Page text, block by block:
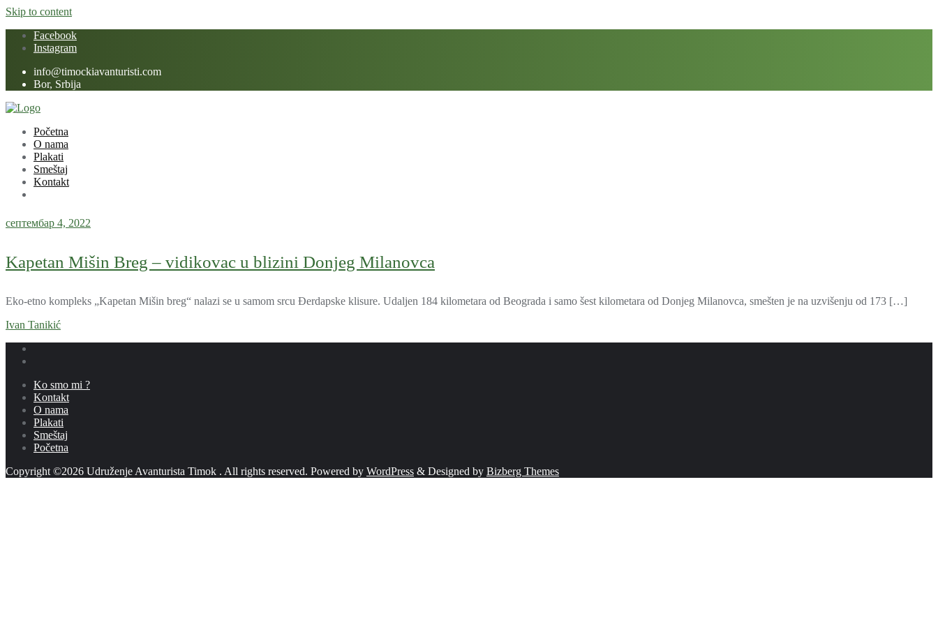
Skip to content
Facebook
Instagram
info@timockiavanturisti.com
Bor, Srbija
Početna
O nama
Plakati
Smeštaj
Kontakt
септембар 4, 2022
Kapetan Mišin Breg – vidikovac u blizini Donjeg Milanovca
Eko-etno kompleks „Kapetan Mišin breg“ nalazi se u samom srcu Đerdapske klisure. Udaljen 184 kilometara od Beograda i samo šest kilometara od Donjeg Milanovca, smešten je na uzvišenju od 173 […]
Ivan Tanikić
Ko smo mi ?
Kontakt
O nama
Plakati
Smeštaj
Početna
Copyright ©2026 Udruženje Avanturista Timok . All rights reserved. Powered by WordPress & Designed by Bizberg Themes